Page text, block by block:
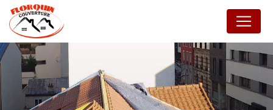
Panneau de gestion des cookies